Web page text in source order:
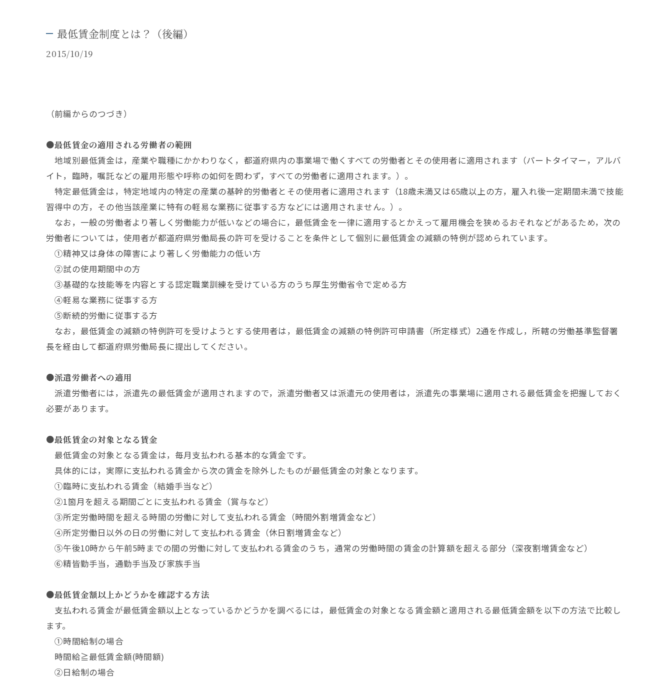
最低賃金制度とは？（後編）
2015/10/19
（前編からのつづき）
●最低賃金の適用される労働者の範囲
地域別最低賃金は，産業や職種にかかわりなく，都道府県内の事業場で働くすべての労働者とその使用者に適用されます（パートタイマー，アルバ
イト，臨時，嘱託などの雇用形態や呼称の如何を問わず，すべての労働者に適用されます。）。
特定最低賃金は，特定地域内の特定の産業の基幹的労働者とその使用者に適用されます（18歳未満又は65歳以上の方，雇入れ後一定期間未満で技能
習得中の方，その他当該産業に特有の軽易な業務に従事する方などには適用されません。）。
なお，一般の労働者より著しく労働能力が低いなどの場合に，最低賃金を一律に適用するとかえって雇用機会を狭めるおそれなどがあるため，次の
労働者については，使用者が都道府県労働局長の許可を受けることを条件として個別に最低賃金の減額の特例が認められています。
①精神又は身体の障害により著しく労働能力の低い方
②試の使用期間中の方
③基礎的な技能等を内容とする認定職業訓練を受けている方のうち厚生労働省令で定める方
④軽易な業務に従事する方
⑤断続的労働に従事する方
なお，最低賃金の減額の特例許可を受けようとする使用者は，最低賃金の減額の特例許可申請書（所定様式）2通を作成し，所轄の労働基準監督署
長を経由して都道府県労働局長に提出してください。
●派遣労働者への適用
派遣労働者には，派遣先の最低賃金が適用されますので，派遣労働者又は派遣元の使用者は，派遣先の事業場に適用される最低賃金を把握しておく
必要があります。
●最低賃金の対象となる賃金
最低賃金の対象となる賃金は，毎月支払われる基本的な賃金です。
具体的には，実際に支払われる賃金から次の賃金を除外したものが最低賃金の対象となります。
①臨時に支払われる賃金（結婚手当など）
②1箇月を超える期間ごとに支払われる賃金（賞与など）
③所定労働時間を超える時間の労働に対して支払われる賃金（時間外割増賃金など）
④所定労働日以外の日の労働に対して支払われる賃金（休日割増賃金など）
⑤午後10時から午前5時までの間の労働に対して支払われる賃金のうち，通常の労働時間の賃金の計算額を超える部分（深夜割増賃金など）
⑥精皆勤手当，通勤手当及び家族手当
●最低賃金額以上かどうかを確認する方法
支払われる賃金が最低賃金額以上となっているかどうかを調べるには，最低賃金の対象となる賃金額と適用される最低賃金額を以下の方法で比較し
ます。
①時間給制の場合
時間給≧最低賃金額(時間額)
②日給制の場合